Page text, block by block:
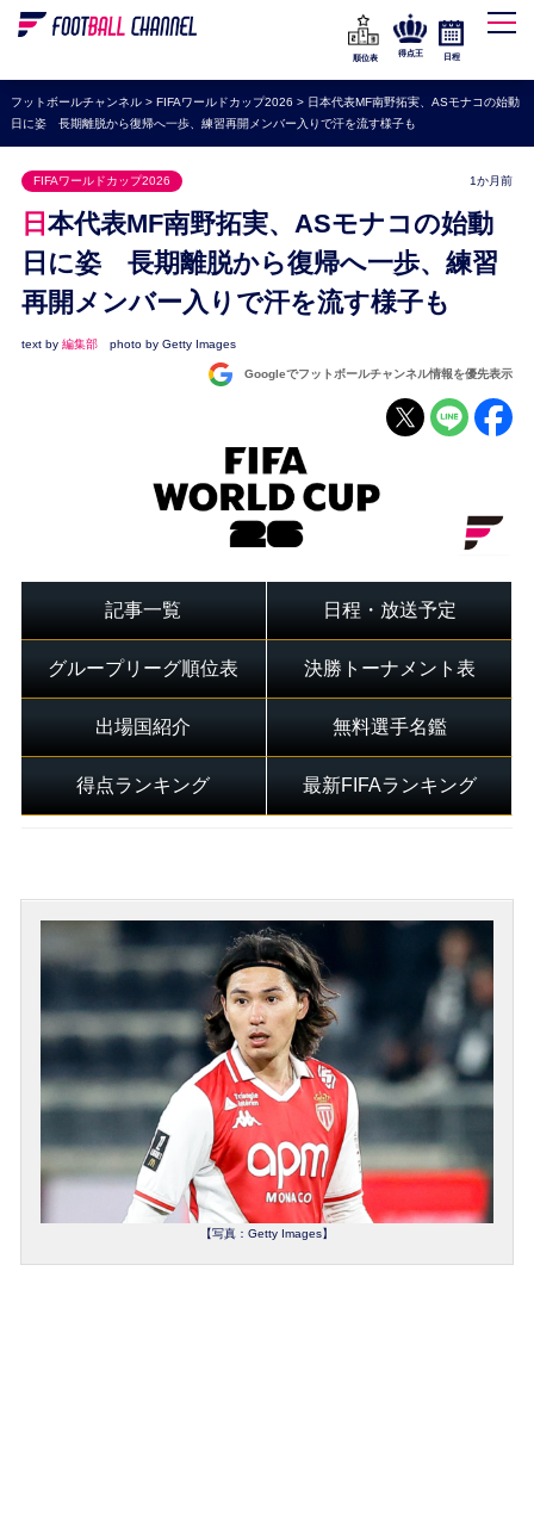
WEリーグ
海外サッカー
プレミアリーグ
ラ・リーガ
セリエA
ブンデスリーガ
UEFA
ナショナルチーム
順位表
得点王 日程
フットボールチャンネル> FIFAワールドカップ2026 > 日本代表MF南野拓実、ASモナコの始動
日に姿 長期離脱から復帰へ一歩、練習再開メンバー入りで汗を流す様子も
FIFAワールドカップ2026 1か月前
日本代表MF南野拓実、ASモナコの始動
日に姿 長期離脱から復帰へ一歩、練習
再開メンバー入りで汗を流す様子も
text by 編集部 photo by Getty Images
Googleでフットボールチャンネル情報を優先表示
記事一覧 日程・放送予定
グループリーグ順位表 決勝トーナメント表
出場国紹介 無料選手名鑑
得点ランキング 最新FIFAランキング
【写真：Getty Images】